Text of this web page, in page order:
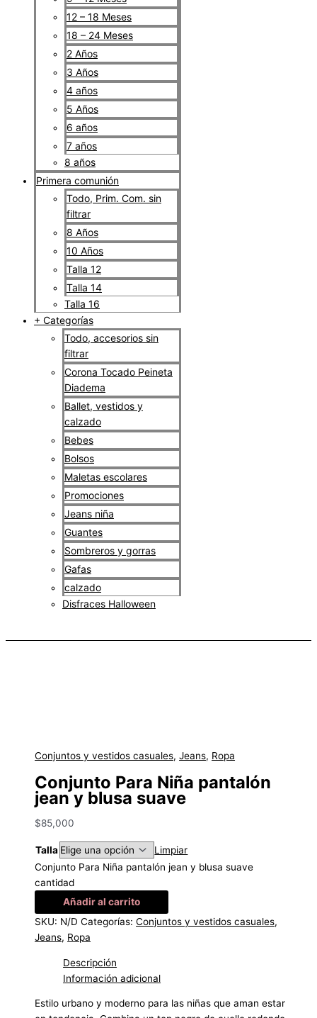
12 – 18 Meses
18 – 24 Meses
2 Años
3 Años
4 años
5 Años
6 años
7 años
8 años
Primera comunión
Todo, Prim. Com. sin
filtrar
8 Años
10 Años
Talla 12
Talla 14
Talla 16
+ Categorías
Todo, accesorios sin
filtrar
Corona Tocado Peineta
Diadema
Ballet, vestidos y
calzado
Bebes
Bolsos
Maletas escolares
Promociones
Jeans niña
Guantes
Sombreros y gorras
Gafas
calzado
Disfraces Halloween
Conjuntos y vestidos casuales,Jeans, Ropa
Conjunto Para Niña pantalón
jean y blusa suave
$85,000
Talla
Limpiar
Conjunto Para Niña pantalón jean y blusa suave
cantidad
Añadir al carrito
SKU: N/D Categorías:Conjuntos y vestidos casuales,
Jeans, Ropa
Descripción
Información adicional
Estilo urbano y moderno para las niñas que aman estar